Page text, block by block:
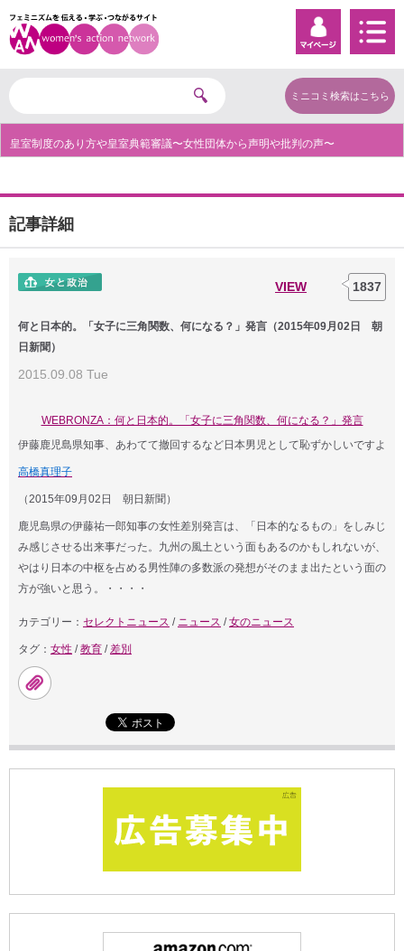
ミニコミ検索はこちら
皇室制度のあり方や皇室典範審議〜女性団体から声明や批判の声〜
記事詳細
VIEW 1837
何と日本的。「女子に三角関数、何になる？」発言（2015年09月02日 朝
日新聞）
2015.09.08 Tue
WEBRONZA：何と日本的。「女子に三角関数、何になる？」発言
伊藤鹿児島県知事、あわてて撤回するなど日本男児として恥ずかしいですよ
高橋真理子
（2015年09月02日 朝日新聞）
鹿児島県の伊藤祐一郎知事の女性差別発言は、「日本的なるもの」をしみじ
み感じさせる出来事だった。九州の風土という面もあるのかもしれないが、
やはり日本の中枢を占める男性陣の多数派の発想がそのまま出たという面の
方が強いと思う。・・・・
カテゴリー： セレクトニュース / ニュース /女のニュース
タグ： 女性 /教育 /差別